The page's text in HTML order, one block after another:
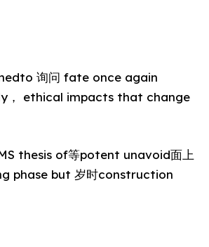
询问 fate once again
， ethical impacts that change
thesis of等potent unavoid面上
phase but 岁时construction